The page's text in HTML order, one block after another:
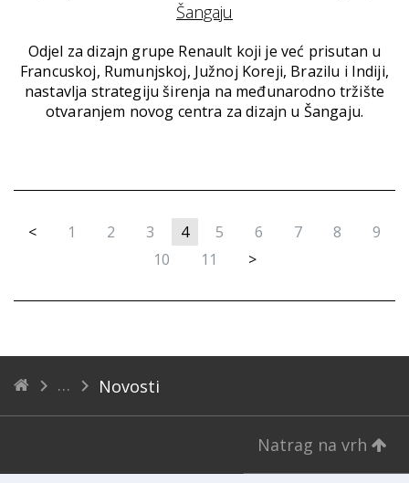
Šangaju
Odjel za dizajn grupe Renault koji je već prisutan u
Francuskoj, Rumunjskoj, Južnoj Koreji, Brazilu i Indiji,
nastavlja strategiju širenja na međunarodno tržište
otvaranjem novog centra za dizajn u Šangaju.
< 1 2 3 4 5 6 7 8
9
10
11 >
Novosti
Natrag na vrh